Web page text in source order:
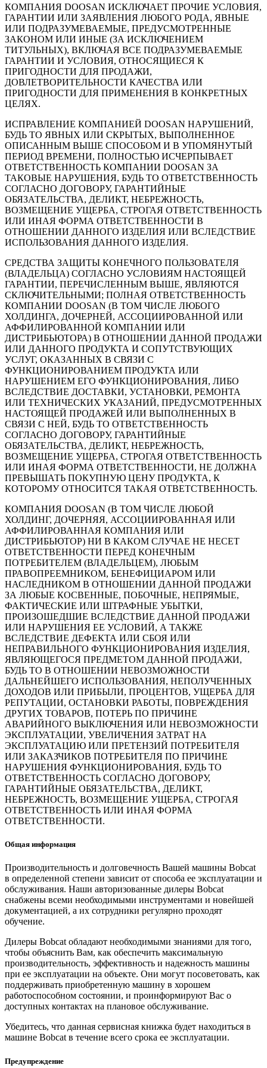
КОМПАНИЯ DOOSAN ИСКЛЮЧАЕТ ПРОЧИЕ УСЛОВИЯ,
ГАРАНТИИ ИЛИ ЗАЯВЛЕНИЯ ЛЮБОГО РОДА, ЯВНЫЕ
ИЛИ ПОДРАЗУМЕВАЕМЫЕ, ПРЕДУСМОТРЕННЫЕ
ЗАКОНОМ ИЛИ ИНЫЕ (ЗА ИСКЛЮЧЕНИЕМ
ТИТУЛЬНЫХ), ВКЛЮЧАЯ ВСЕ ПОДРАЗУМЕВАЕМЫЕ
ГАРАНТИИ И УСЛОВИЯ, ОТНОСЯЩИЕСЯ К
ПРИГОДНОСТИ ДЛЯ ПРОДАЖИ,
ДОВЛЕТВОРИТЕЛЬНОСТИ КАЧЕСТВА ИЛИ
ПРИГОДНОСТИ ДЛЯ ПРИМЕНЕНИЯ В КОНКРЕТНЫХ
ЦЕЛЯХ.
ИСПРАВЛЕНИЕ КОМПАНИЕЙ DOOSAN НАРУШЕНИЙ,
БУДЬ ТО ЯВНЫХ ИЛИ СКРЫТЫХ, ВЫПОЛНЕННОЕ
ОПИСАННЫМ ВЫШЕ СПОСОБОМ И В УПОМЯНУТЫЙ
ПЕРИОД ВРЕМЕНИ, ПОЛНОСТЬЮ ИСЧЕРПЫВАЕТ
ОТВЕТСТВЕННОСТЬ КОМПАНИИ DOOSAN ЗА
ТАКОВЫЕ НАРУШЕНИЯ, БУДЬ ТО ОТВЕТСТВЕННОСТЬ
СОГЛАСНО ДОГОВОРУ, ГАРАНТИЙНЫЕ
ОБЯЗАТЕЛЬСТВА, ДЕЛИКТ, НЕБРЕЖНОСТЬ,
ВОЗМЕЩЕНИЕ УЩЕРБА, СТРОГАЯ ОТВЕТСТВЕННОСТЬ
ИЛИ ИНАЯ ФОРМА ОТВЕТСТВЕННОСТИ В
ОТНОШЕНИИ ДАННОГО ИЗДЕЛИЯ ИЛИ ВСЛЕДСТВИЕ
ИСПОЛЬЗОВАНИЯ ДАННОГО ИЗДЕЛИЯ.
СРЕДСТВА ЗАЩИТЫ КОНЕЧНОГО ПОЛЬЗОВАТЕЛЯ
(ВЛАДЕЛЬЦА) СОГЛАСНО УСЛОВИЯМ НАСТОЯЩЕЙ
ГАРАНТИИ, ПЕРЕЧИСЛЕННЫМ ВЫШЕ, ЯВЛЯЮТСЯ
СКЛЮЧИТЕЛЬНЫМИ; ПОЛНАЯ ОТВЕТСТВЕННОСТЬ
КОМПАНИИ DOOSAN (В ТОМ ЧИСЛЕ ЛЮБОГО
ХОЛДИНГА, ДОЧЕРНЕЙ, АССОЦИИРОВАННОЙ ИЛИ
АФФИЛИРОВАННОЙ КОМПАНИИ ИЛИ
ДИСТРИБЬЮТОРА) В ОТНОШЕНИИ ДАННОЙ ПРОДАЖИ
ИЛИ ДАННОГО ПРОДУКТА И СОПУТСТВУЮЩИХ
УСЛУГ, ОКАЗАННЫХ В СВЯЗИ С
ФУНКЦИОНИРОВАНИЕМ ПРОДУКТА ИЛИ
НАРУШЕНИЕМ ЕГО ФУНКЦИОНИРОВАНИЯ, ЛИБО
ВСЛЕДСТВИЕ ДОСТАВКИ, УСТАНОВКИ, РЕМОНТА
ИЛИ ТЕХНИЧЕСКИХ УКАЗАНИЙ, ПРЕДУСМОТРЕННЫХ
НАСТОЯЩЕЙ ПРОДАЖЕЙ ИЛИ ВЫПОЛНЕННЫХ В
СВЯЗИ С НЕЙ, БУДЬ ТО ОТВЕТСТВЕННОСТЬ
СОГЛАСНО ДОГОВОРУ, ГАРАНТИЙНЫЕ
ОБЯЗАТЕЛЬСТВА, ДЕЛИКТ, НЕБРЕЖНОСТЬ,
ВОЗМЕЩЕНИЕ УЩЕРБА, СТРОГАЯ ОТВЕТСТВЕННОСТЬ
ИЛИ ИНАЯ ФОРМА ОТВЕТСТВЕННОСТИ, НЕ ДОЛЖНА
ПРЕВЫШАТЬ ПОКУПНУЮ ЦЕНУ ПРОДУКТА, К
КОТОРОМУ ОТНОСИТСЯ ТАКАЯ ОТВЕТСТВЕННОСТЬ.
КОМПАНИЯ DOOSAN (В ТОМ ЧИСЛЕ ЛЮБОЙ
ХОЛДИНГ, ДОЧЕРНЯЯ, АССОЦИИРОВАННАЯ ИЛИ
АФФИЛИРОВАННАЯ КОМПАНИЯ ИЛИ
ДИСТРИБЬЮТОР) НИ В КАКОМ СЛУЧАЕ НЕ НЕСЕТ
ОТВЕТСТВЕННОСТИ ПЕРЕД КОНЕЧНЫМ
ПОТРЕБИТЕЛЕМ (ВЛАДЕЛЬЦЕМ), ЛЮБЫМ
ПРАВОПРЕЕМНИКОМ, БЕНЕФИЦИАРОМ ИЛИ
НАСЛЕДНИКОМ В ОТНОШЕНИИ ДАННОЙ ПРОДАЖИ
ЗА ЛЮБЫЕ КОСВЕННЫЕ, ПОБОЧНЫЕ, НЕПРЯМЫЕ,
ФАКТИЧЕСКИЕ ИЛИ ШТРАФНЫЕ УБЫТКИ,
ПРОИЗОШЕДШИЕ ВСЛЕДСТВИЕ ДАННОЙ ПРОДАЖИ
ИЛИ НАРУШЕНИЯ ЕЕ УСЛОВИЙ, А ТАКЖЕ
ВСЛЕДСТВИЕ ДЕФЕКТА ИЛИ СБОЯ ИЛИ
НЕПРАВИЛЬНОГО ФУНКЦИОНИРОВАНИЯ ИЗДЕЛИЯ,
ЯВЛЯЮЩЕГОСЯ ПРЕДМЕТОМ ДАННОЙ ПРОДАЖИ,
БУДЬ ТО В ОТНОШЕНИИ НЕВОЗМОЖНОСТИ
ДАЛЬНЕЙШЕГО ИСПОЛЬЗОВАНИЯ, НЕПОЛУЧЕННЫХ
ДОХОДОВ ИЛИ ПРИБЫЛИ, ПРОЦЕНТОВ, УЩЕРБА ДЛЯ
РЕПУТАЦИИ, ОСТАНОВКИ РАБОТЫ, ПОВРЕЖДЕНИЯ
ДРУГИХ ТОВАРОВ, ПОТЕРЬ ПО ПРИЧИНЕ
АВАРИЙНОГО ВЫКЛЮЧЕНИЯ ИЛИ НЕВОЗМОЖНОСТИ
ЭКСПЛУАТАЦИИ, УВЕЛИЧЕНИЯ ЗАТРАТ НА
ЭКСПЛУАТАЦИЮ ИЛИ ПРЕТЕНЗИЙ ПОТРЕБИТЕЛЯ
ИЛИ ЗАКАЗЧИКОВ ПОТРЕБИТЕЛЯ ПО ПРИЧИНЕ
НАРУШЕНИЯ ФУНКЦИОНИРОВАНИЯ, БУДЬ ТО
ОТВЕТСТВЕННОСТЬ СОГЛАСНО ДОГОВОРУ,
ГАРАНТИЙНЫЕ ОБЯЗАТЕЛЬСТВА, ДЕЛИКТ,
НЕБРЕЖНОСТЬ, ВОЗМЕЩЕНИЕ УЩЕРБА, СТРОГАЯ
ОТВЕТСТВЕННОСТЬ ИЛИ ИНАЯ ФОРМА
ОТВЕТСТВЕННОСТИ.
Общая информация
Производительность и долговечность Вашей машины Bobcat
в определенной степени зависит от способа ее эксплуатации и
обслуживания. Наши авторизованные дилеры Bobcat
снабжены всеми необходимыми инструментами и новейшей
документацией, а их сотрудники регулярно проходят
обучение.
Дилеры Bobcat обладают необходимыми знаниями для того,
чтобы объяснить Вам, как обеспечить максимальную
производительность, эффективность и надежность машины
при ее эксплуатации на объекте. Они могут посоветовать, как
поддерживать приобретенную машину в хорошем
работоспособном состоянии, и проинформируют Вас о
доступных контактах на плановое обслуживание.
Убедитесь, что данная сервисная книжка будет находиться в
машине Bobcat в течение всего срока ее эксплуатации.
Предупреждение